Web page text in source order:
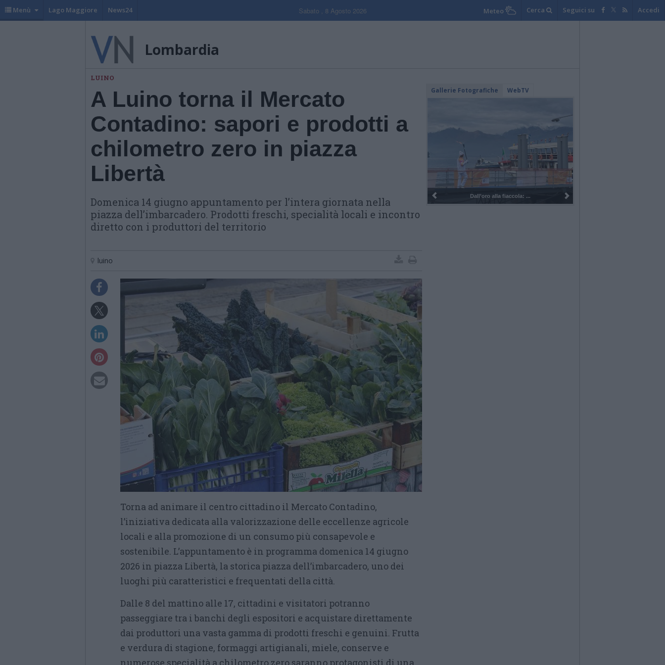
Menù Lago Maggiore News24 Sabato , 8 Agosto 2026 Meteo Cerca Seguici su Accedi
Lombardia
LUINO
A Luino torna il Mercato
Contadino: sapori e prodotti a
chilometro zero in piazza
Libertà
Domenica 14 giugno appuntamento per l’intera giornata nella
piazza dell’imbarcadero. Prodotti freschi, specialità locali e incontro
diretto con i produttori del territorio
luino
Torna ad animare il centro cittadino il Mercato Contadino,
l’iniziativa dedicata alla valorizzazione delle eccellenze agricole
locali e alla promozione di un consumo più consapevole e
sostenibile. L’appuntamento è in programma domenica 14 giugno
2026 in piazza Libertà, la storica piazza dell’imbarcadero, uno dei
luoghi più caratteristici e frequentati della città.
Dalle 8 del mattino alle 17, cittadini e visitatori potranno
passeggiare tra i banchi degli espositori e acquistare direttamente
dai produttori una vasta gamma di prodotti freschi e genuini. Frutta
e verdura di stagione, formaggi artigianali, miele, conserve e
numerose specialità a chilometro zero saranno protagonisti di una
Gallerie Fotografiche WebTV
I 100 anni del Corpo Musicale di